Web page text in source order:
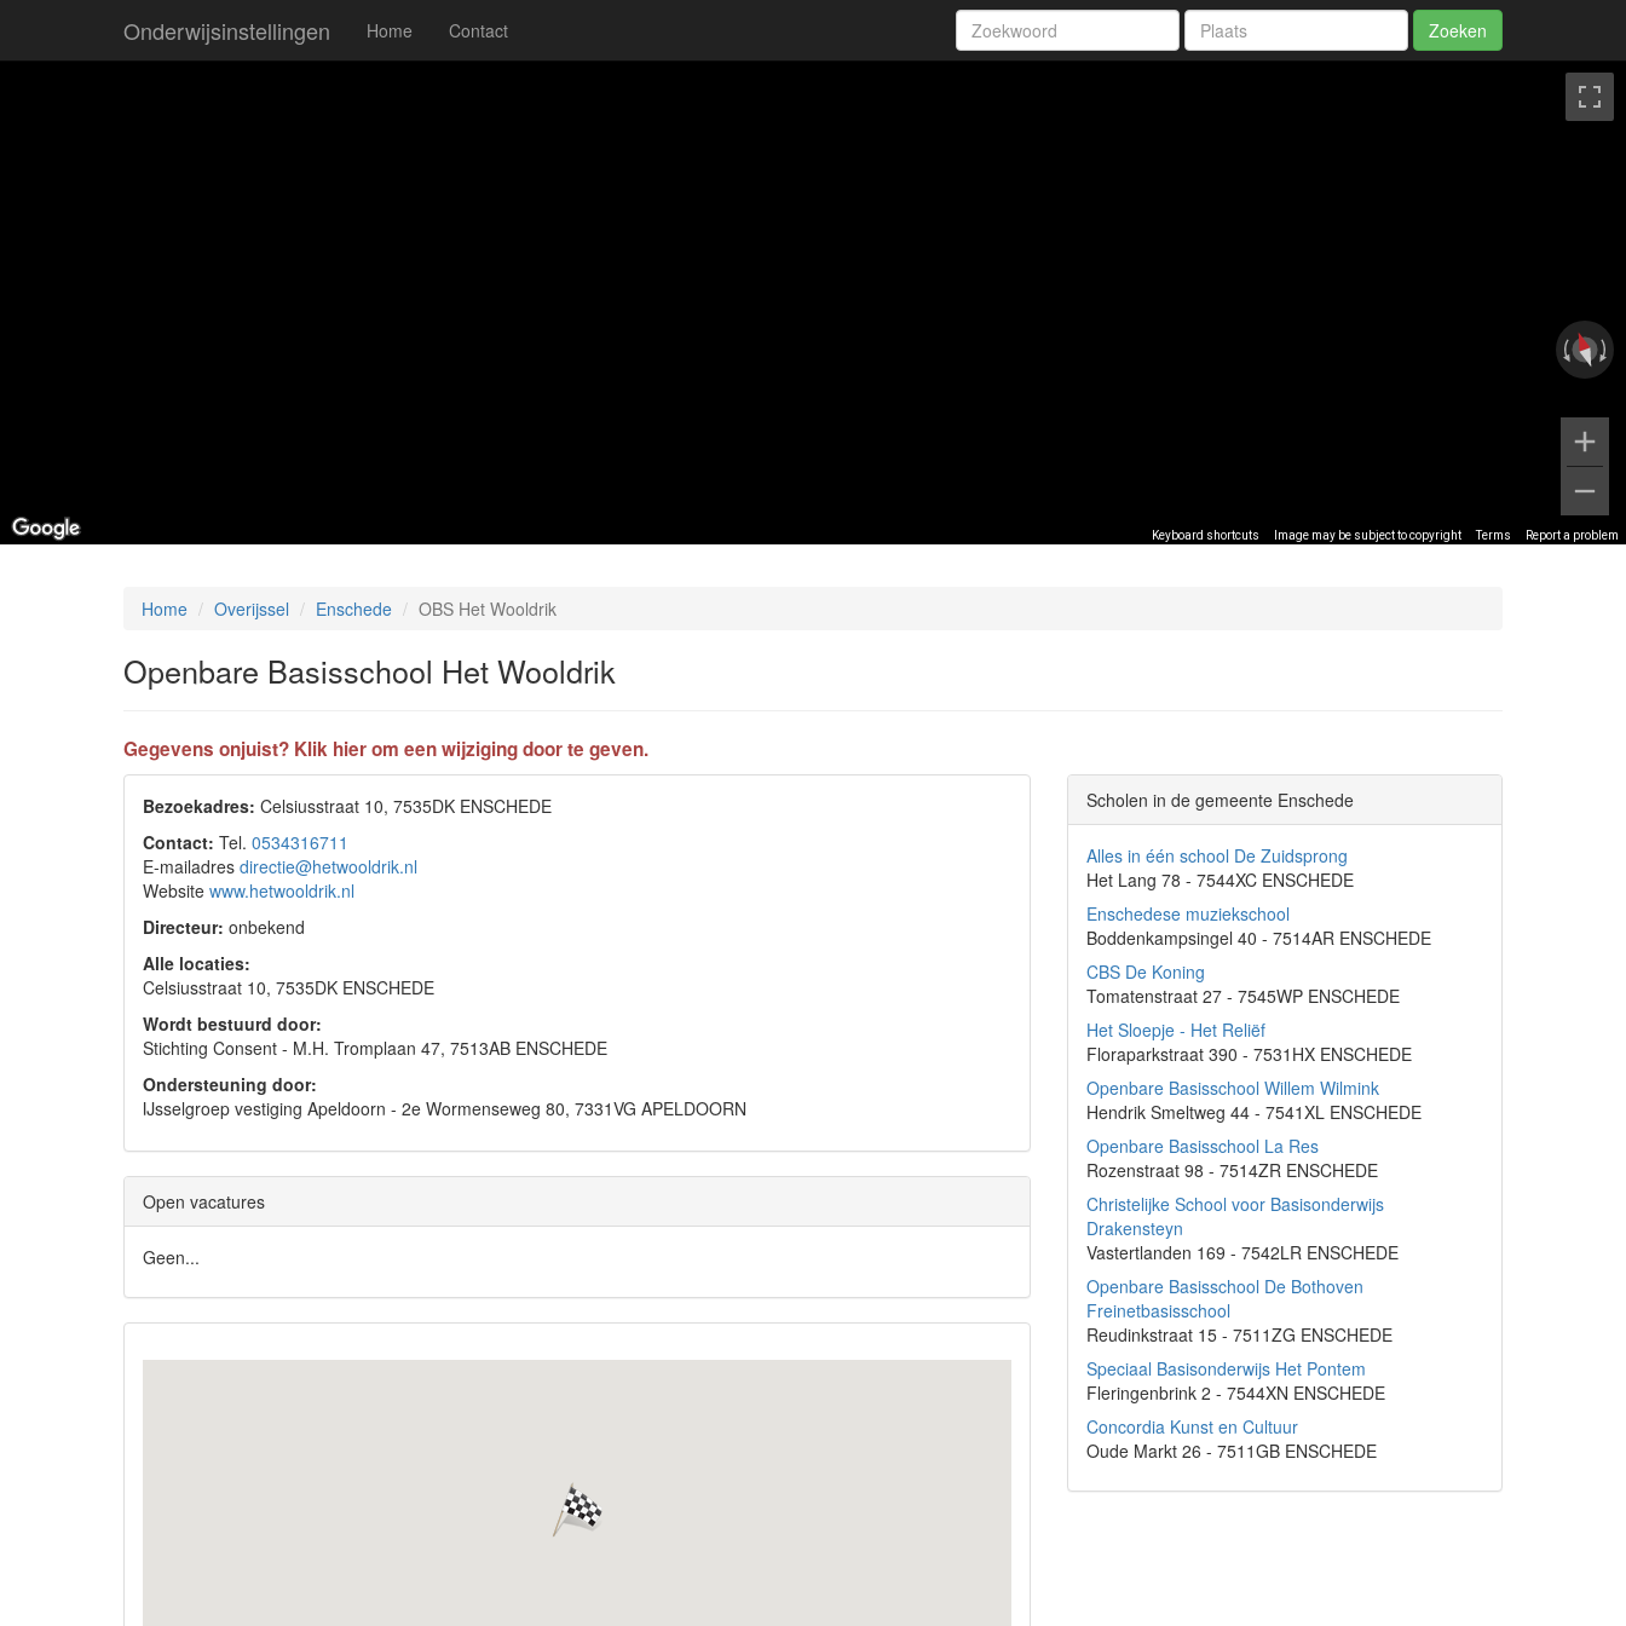
Onderwijsinstellingen Home Contact Zoeken
Keyboard shortcuts Image may be subject to copyright Terms Report a problem
Home Overijssel Enschede OBS Het Wooldrik
Openbare Basisschool Het Wooldrik
Gegevens onjuist? Klik hier om een wijziging door te geven.
Bezoekadres: Celsiusstraat 10, 7535DK ENSCHEDE
Contact: Tel. 0534316711
E-mailadres directie@hetwooldrik.nl
Website www.hetwooldrik.nl
Directeur: onbekend
Alle locaties:
Celsiusstraat 10, 7535DK ENSCHEDE
Wordt bestuurd door:
Stichting Consent - M.H. Tromplaan 47, 7513AB ENSCHEDE
Ondersteuning door:
IJsselgroep vestiging Apeldoorn - 2e Wormenseweg 80, 7331VG APELDOORN
Open vacatures
Geen...
Scholen in de gemeente Enschede
Alles in één school De Zuidsprong
Het Lang 78 - 7544XC ENSCHEDE
Enschedese muziekschool
Boddenkampsingel 40 - 7514AR ENSCHEDE
CBS De Koning
Tomatenstraat 27 - 7545WP ENSCHEDE
Het Sloepje - Het Reliëf
Floraparkstraat 390 - 7531HX ENSCHEDE
Openbare Basisschool Willem Wilmink
Hendrik Smeltweg 44 - 7541XL ENSCHEDE
Openbare Basisschool La Res
Rozenstraat 98 - 7514ZR ENSCHEDE
Christelijke School voor Basisonderwijs
Drakensteyn
Vastertlanden 169 - 7542LR ENSCHEDE
Openbare Basisschool De Bothoven
Freinetbasisschool
Reudinkstraat 15 - 7511ZG ENSCHEDE
Speciaal Basisonderwijs Het Pontem
Fleringenbrink 2 - 7544XN ENSCHEDE
Concordia Kunst en Cultuur
Oude Markt 26 - 7511GB ENSCHEDE